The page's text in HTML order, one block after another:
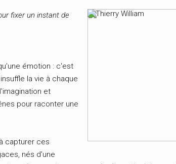
fixer un instant de
émotion : c'est
la vie à chaque
et
pour raconter une
capturer ces
nés d'une